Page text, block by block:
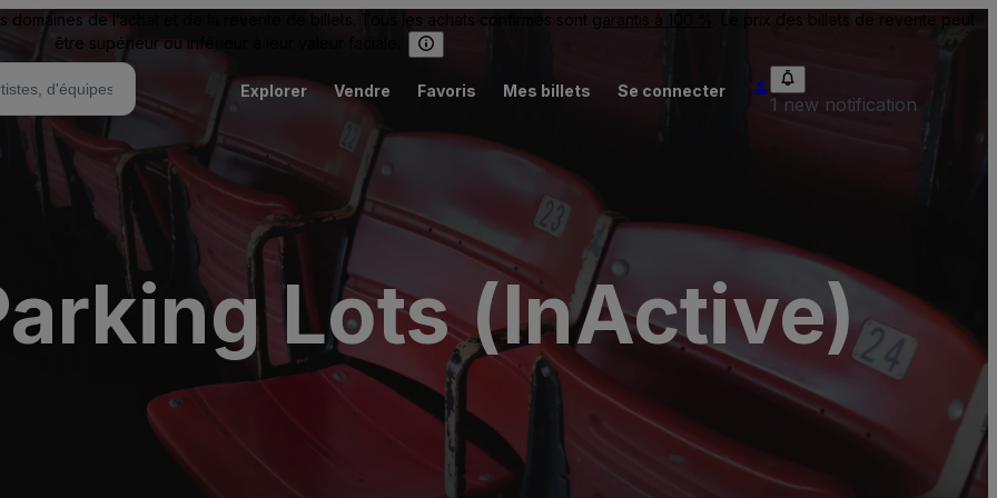
domaines de l’achat et de la revente de billets. Tous les achats confirmés sont garantis à 100 %
. Le prix des billets de revente peut
être supérieur ou inférieur à leur valeur faciale.
Explorer Vendre Favoris Mes billets Se connecter
1 new notification
Lots (InActive)